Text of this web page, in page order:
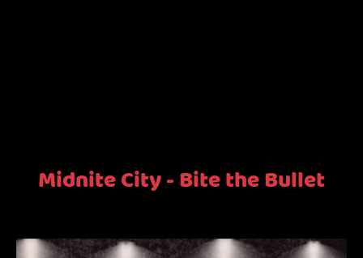
Midnite City - Bite the Bullet